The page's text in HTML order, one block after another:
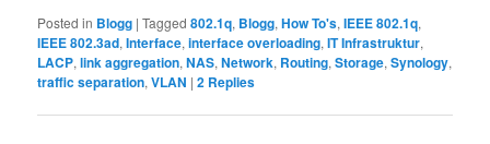
Posted in Blogg |Tagged 802.1q, Blogg,How To's,IEEE 802.1q,
IEEE 802.3ad,Interface,interface overloading,IT Infrastruktur,
LACP,link aggregation,NAS,Network, Routing,Storage,Synology,
traffic separation,VLAN |2 Replies